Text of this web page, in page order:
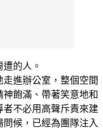
的人。
進辦公室，整個空間
飽滿、帶著笑意地和
不必用高聲斥責來建
候，已經為團隊注入